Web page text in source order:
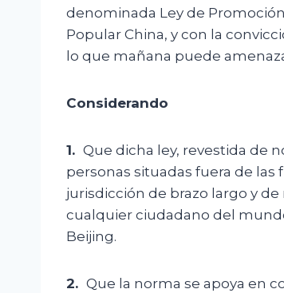
denominada Ley de
Popular China, y con la
lo que mañana puede
Considerando
1. Que dicha ley, revestida de
personas situadas fuera de
jurisdicción de brazo largo y
cualquier ciudadano del
Beijing.
2. Que la norma se apoya en